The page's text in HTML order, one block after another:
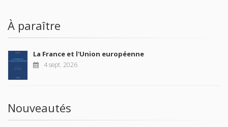
À paraître
La France et l'Union européenne
4 sept. 2026
Nouveautés